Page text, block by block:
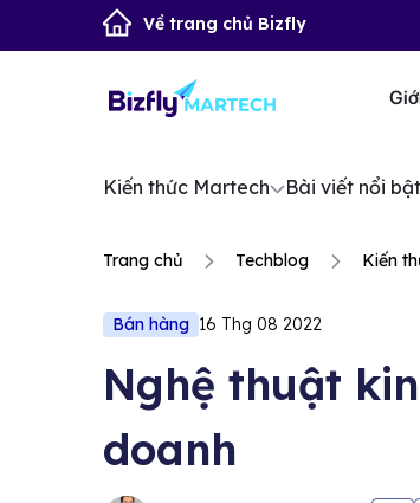
Về trang chủ Bizfly
Kiến thức Martech Bài viết nổi bật
Trang chủ Techblog Kiến
Bán hàng 16 Thg 08 2022
Nghệ thuật
doanh